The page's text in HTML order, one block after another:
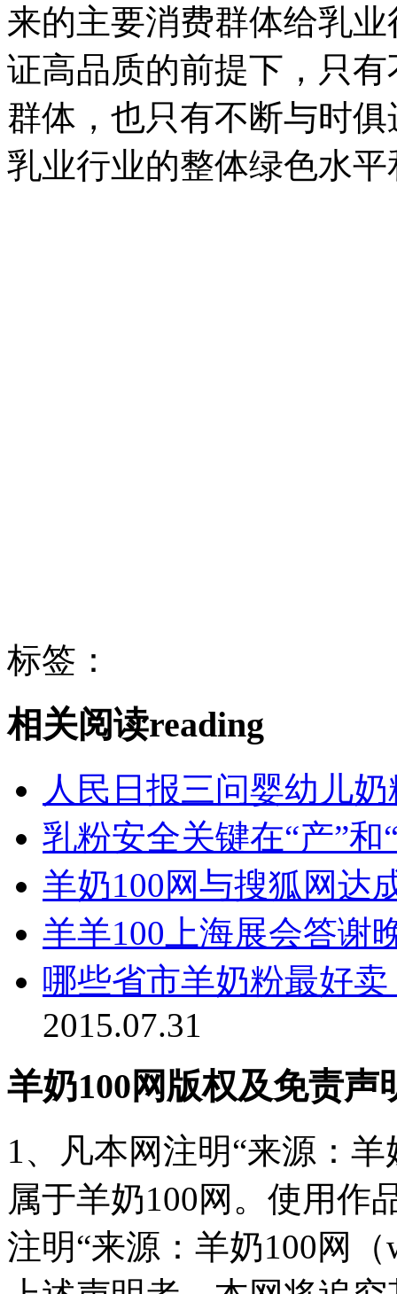
来的主要消费群体给乳
证高品质的前提下，只
群体，也只有不断与时
乳业行业的整体绿色水
标签：
相关阅读reading
人民日报三问婴幼儿
乳粉安全关键在“产”和
羊奶100网与搜狐网达
羊羊100上海展会答谢
哪些省市羊奶粉最好
2015.07.31
羊奶100网版权及免责声
1、凡本网注明“来源：
属于羊奶100网。使用作
注明“来源：羊奶100网（